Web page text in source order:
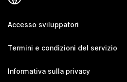
Accesso sviluppatori
Termini e condizioni del servizio
Informativa sulla privacy